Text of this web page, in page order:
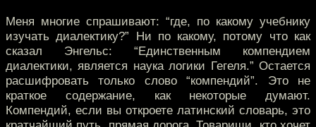
Меня многие спрашивают: “где, по какому учебнику
изучать диалектику?” Ни по какому, потому что как
сказал Энгельс: “Единственным компендием
диалектики, является наука логики Гегеля.” Остается
расшифровать только слово “компендий”. Это не
краткое содержание, как некоторые думают.
Компендий, если вы откроете латинский словарь, это